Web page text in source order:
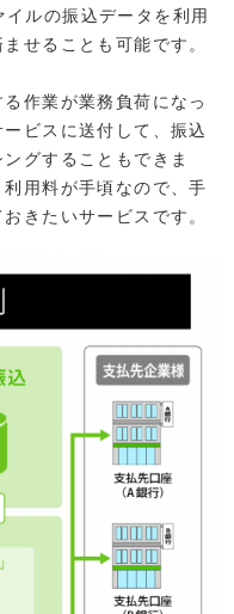
ルの振込データを利用
せることも可能です。
作業が業務負荷になっ
ビスに送付して、振込
グすることもできま
用料が手頃なので、手
きたいサービスです。